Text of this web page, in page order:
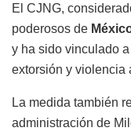
El CJNG,
poderosos de
y ha sido vinculado
extorsión y violencia
La medida también
administración de